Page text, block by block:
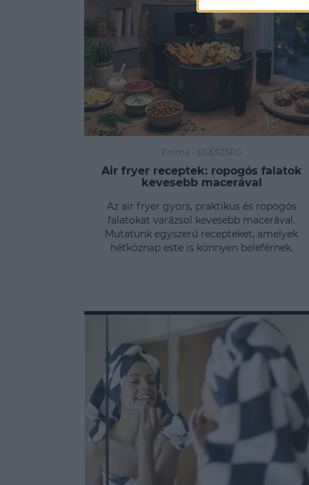
Emma - EGÉSZSÉG
Air fryer receptek: ropogós falatok
kevesebb macerával
Az air fryer gyors, praktikus és ropogós
falatokat varázsol kevesebb macerával.
Mutatunk egyszerű recepteket, amelyek
hétköznap este is könnyen beleférnek.